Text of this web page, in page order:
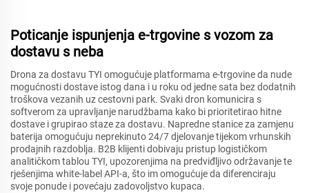
Poticanje ispunjenja e-trgovine s vozom za
dostavu s neba
Drona za dostavu TYI omogućuje platformama e-trgovine da nude
mogućnosti dostave istog dana i u roku od jedne sata bez dodatnih
troškova vezanih uz cestovni park. Svaki dron komunicira s
softverom za upravljanje narudžbama kako bi prioritetirao hitne
dostave i grupirao staze za dostavu. Napredne stanice za zamjenu
baterija omogućuju neprekinuto 24/7 djelovanje tijekom vrhunskih
prodajnih razdoblja. B2B klijenti dobivaju pristup logističkom
analitičkom tablou TYI, upozorenjima na predviđljivo održavanje te
rješenjima white-label API-a, što im omogućuje da diferenciraju
svoje ponude i povećaju zadovoljstvo kupaca.